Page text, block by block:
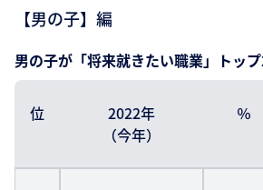
【男の子】編
男の子が「将来就きたい職業」トップ
位
2022年
（今年）
％